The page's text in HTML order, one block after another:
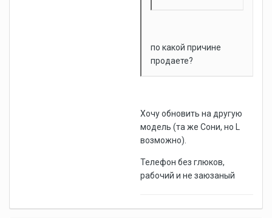
по какой причине
продаете?
Хочу обновить на другую
модель (та же Сони, но L
возможно).
Телефон без глюков,
рабочий и не заюзаный